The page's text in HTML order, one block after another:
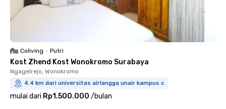
Coliving • Putri
Kost Zhend Kost Wonokromo Surabaya
Ngagelrejo, Wonokromo
4.4 km dari universitas airlangga unair kampus c
mulai dari Rp1.500.000 /bulan